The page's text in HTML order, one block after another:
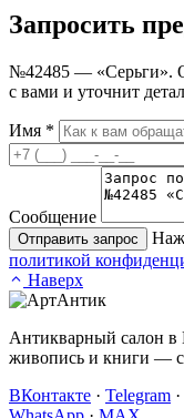
Запросить
№42485 — «Серьги».
с вами и уточнит
Имя *
Сообщение
Отправить запрос
политикой
Наверх
Антикварный салон в
живопись и книги — с
ВКонтакте · Telegram ·